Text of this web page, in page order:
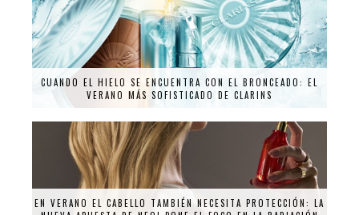
CUANDO EL HIELO SE ENCUENTRA CON EL BRONCEADO: EL
VERANO MÁS SOFISTICADO DE CLARINS
EN VERANO EL CABELLO TAMBIÉN NECESITA PROTECCIÓN: LA